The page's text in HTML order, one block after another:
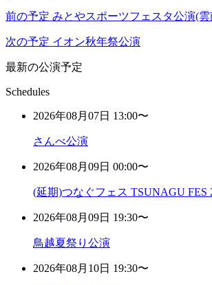
前の予定 みとやスポーツフェスタ公演(
次の予定 イオン秋年祭公演
最新の公演予定
Schedules
2026年08月07日 13:00〜
さんべ公演
2026年08月09日 00:00〜
(延期)つなぐフェス TSUNAGU FES
2026年08月09日 19:30〜
鳥越夏祭り公演
2026年08月10日 19:30〜